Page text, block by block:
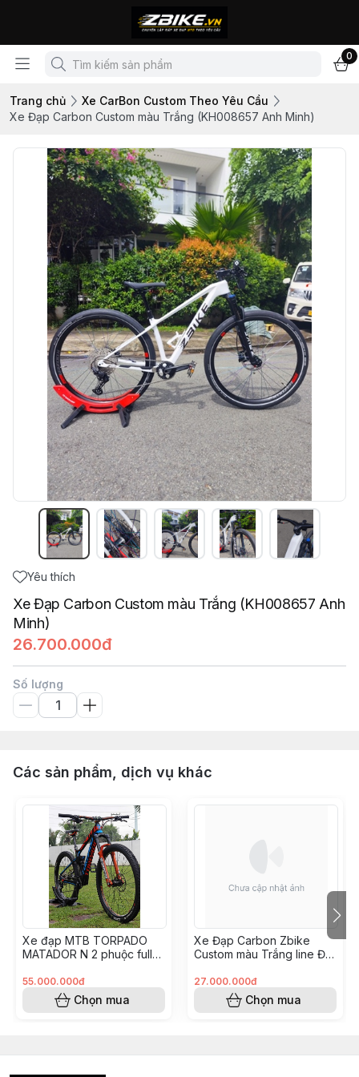
0
Trang chủ
Xe CarBon Custom Theo Yêu Cầu
Xe Đạp Carbon Custom màu Trắng (KH008657 Anh Minh)
Yêu thích
Xe Đạp Carbon Custom màu Trắng (KH008657 Anh
Minh)
26.700.000đ
Số lượng
Các sản phẩm, dịch vụ khác
Xe đạp MTB TORPADO
MATADOR N 2 phuộc full
mới
55.000.000đ
Chọn mua
Xe Đạp Carbon Zbike
Custom màu Trắng line Đỏ
(KH8248175 Hoài Vũ)
27.000.000đ
Chọn mua